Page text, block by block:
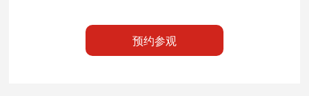
预约参观